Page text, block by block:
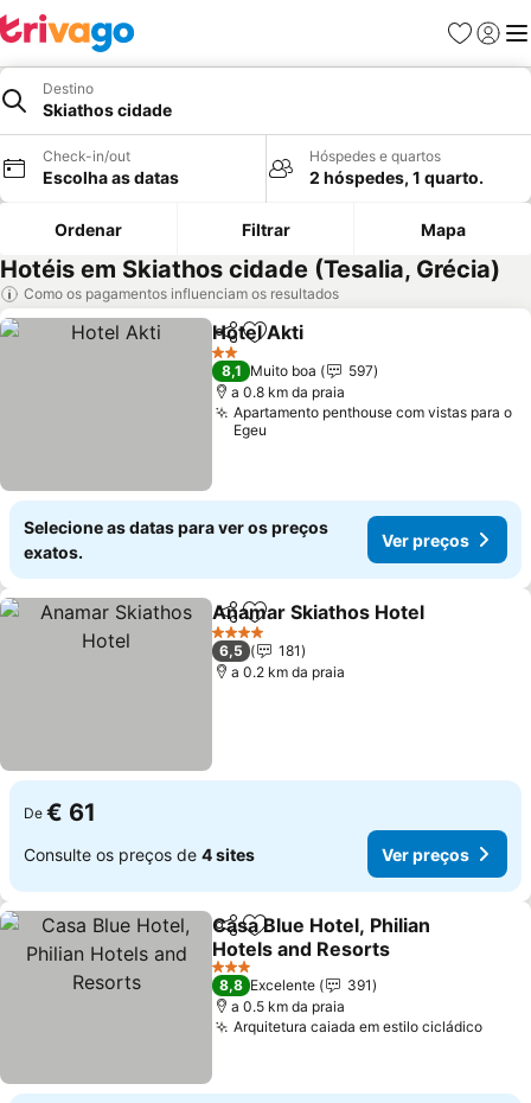
Favoritos
Iniciar
Destino
Skiathos cidade
Check-in/out
Escolha as datas
Hóspedes e quartos
2 hóspedes, 1 quarto.
Ordenar Filtrar Mapa
Hotéis em Skiathos cidade (Tesalia, Grécia)
Como os pagamentos influenciam os resultados
PartilharAdicionar aos favoritos
Hotel Akti
2 Estrelas
8,1 Muito boa
597
a 0.8 km da praia
Apartamento penthouse com vistas para o
Egeu
Selecione as datas para ver os preços
exatos.
Ver preços
PartilharAdicionar aos favoritos
Anamar Skiathos Hotel
4 Estrelas
6,5
181
a 0.2 km da praia
De € 61
Consulte os preços de 4 sites Ver preços
PartilharAdicionar aos favoritos
Casa Blue Hotel, Philian
Hotels and Resorts
3 Estrelas
8,8 Excelente
391
a 0.5 km da praia
Arquitetura caiada em estilo cicládico